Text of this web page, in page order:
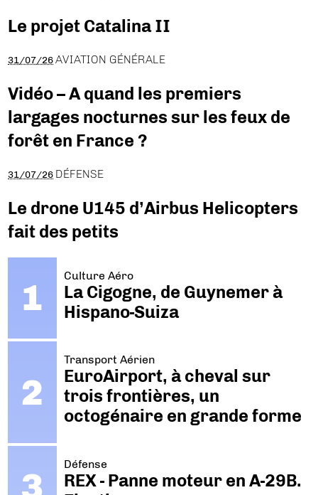
Le projet Catalina II
31/07/26 AVIATION GÉNÉRALE
Vidéo – A quand les premiers
largages nocturnes sur les feux de
forêt en France ?
31/07/26 DÉFENSE
Le drone U145 d’Airbus Helicopters
fait des petits
Culture Aéro
La Cigogne, de Guynemer à
Hispano-Suiza
Transport Aérien
EuroAirport, à cheval sur
trois frontières, un
octogénaire en grande forme
Défense
REX - Panne moteur en A-29B.